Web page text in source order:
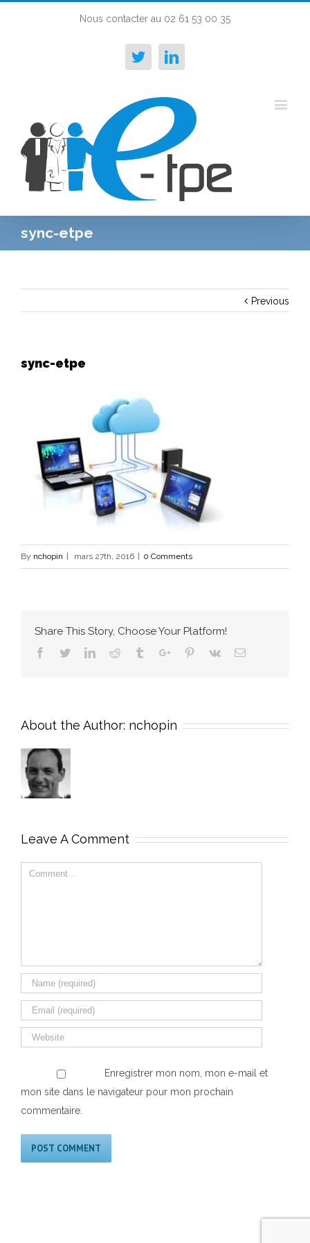
Nous contacter au 02 61 53 00 35
TwitterLinkedin
sync-etpe
Previous
sync-etpe
By nchopin mars 27th, 2016 0 Comments
Share This Story, Choose Your Platform!
Facebook
TwitterLinkedinReddit TumblrGoogle+Pinterest
Vk Email
About the Author: nchopin
Leave A Comment
Comment
Enregistrer mon nom, mon e-mail et
mon site dans le navigateur pour mon prochain
commentaire.